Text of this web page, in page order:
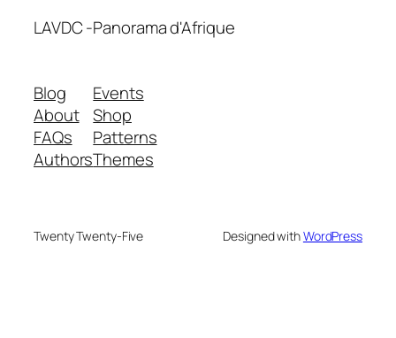
LAVDC -Panorama d'Afrique
Blog
About
FAQs
Authors
Events
Shop
Patterns
Themes
Twenty Twenty-Five Designed withWordPress